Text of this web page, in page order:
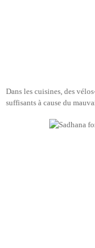
Dans les cuisines, des
suffisants à cause du